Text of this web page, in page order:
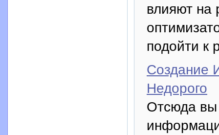
влияют на
подойти к
Создание
Недорого
Отсюда вы